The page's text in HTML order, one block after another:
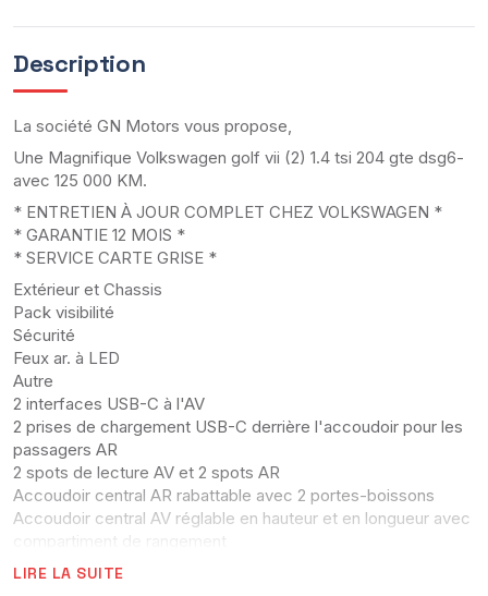
Description
La société GN Motors vous propose,
Une Magnifique Volkswagen golf vii (2) 1.4 tsi 204 gte dsg6-
avec 125 000 KM.
* ENTRETIEN À JOUR COMPLET CHEZ VOLKSWAGEN *
* GARANTIE 12 MOIS *
* SERVICE CARTE GRISE *
Extérieur et Chassis
Pack visibilité
Sécurité
Feux ar. à LED
Autre
2 interfaces USB-C à l'AV
2 prises de chargement USB-C derrière l'accoudoir pour les
passagers AR
2 spots de lecture AV et 2 spots AR
Accoudoir central AR rabattable avec 2 portes-boissons
Accoudoir central AV réglable en hauteur et en longueur avec
compartiment de rangement
Activation automatique du signal de détresse en cas de
LIRE LA SUITE